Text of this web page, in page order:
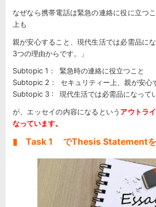
なぜなら携帯電話は緊急の連絡に役に立つ
上も
親が安心すること、現代生活では必需品に
3つの理由からです。」
Subtopic 1： 緊急時の連絡に役立つこと
Subtopic 2： セキュリティー上、親が安心
Subtopic 3 : 現代生活では必需品になって
が、エッセイの内容になるという アウトラ
なっています。
▮ Task 1 でThesis Statementを